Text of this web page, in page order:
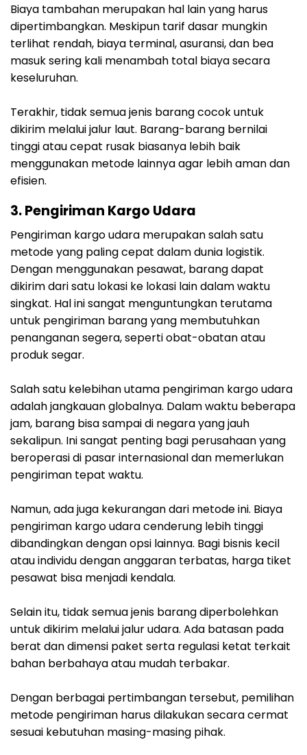
Biaya tambahan merupakan hal lain yang harus
dipertimbangkan. Meskipun tarif dasar mungkin
terlihat rendah, biaya terminal, asuransi, dan bea
masuk sering kali menambah total biaya secara
keseluruhan.
Terakhir, tidak semua jenis barang cocok untuk
dikirim melalui jalur laut. Barang-barang bernilai
tinggi atau cepat rusak biasanya lebih baik
menggunakan metode lainnya agar lebih aman dan
efisien.
3. Pengiriman Kargo Udara
Pengiriman kargo udara merupakan salah satu
metode yang paling cepat dalam dunia logistik.
Dengan menggunakan pesawat, barang dapat
dikirim dari satu lokasi ke lokasi lain dalam waktu
singkat. Hal ini sangat menguntungkan terutama
untuk pengiriman barang yang membutuhkan
penanganan segera, seperti obat-obatan atau
produk segar.
Salah satu kelebihan utama pengiriman kargo udara
adalah jangkauan globalnya. Dalam waktu beberapa
jam, barang bisa sampai di negara yang jauh
sekalipun. Ini sangat penting bagi perusahaan yang
beroperasi di pasar internasional dan memerlukan
pengiriman tepat waktu.
Namun, ada juga kekurangan dari metode ini. Biaya
pengiriman kargo udara cenderung lebih tinggi
dibandingkan dengan opsi lainnya. Bagi bisnis kecil
atau individu dengan anggaran terbatas, harga tiket
pesawat bisa menjadi kendala.
Selain itu, tidak semua jenis barang diperbolehkan
untuk dikirim melalui jalur udara. Ada batasan pada
berat dan dimensi paket serta regulasi ketat terkait
bahan berbahaya atau mudah terbakar.
Dengan berbagai pertimbangan tersebut, pemilihan
metode pengiriman harus dilakukan secara cermat
sesuai kebutuhan masing-masing pihak.